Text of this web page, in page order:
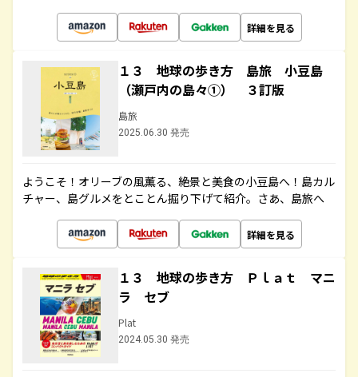
詳細を見る
１３ 地球の歩き方 島旅 小豆島
（瀬戸内の島々①） ３訂版
島旅
2025.06.30 発売
ようこそ！オリーブの風薫る、絶景と美食の小豆島へ！島カル
チャー、島グルメをとことん掘り下げて紹介。さあ、島旅へ
詳細を見る
１３ 地球の歩き方 Ｐｌａｔ マニ
ラ セブ
Plat
2024.05.30 発売